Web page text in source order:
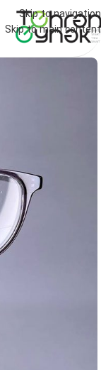
Skip to navigation
Skip to main content